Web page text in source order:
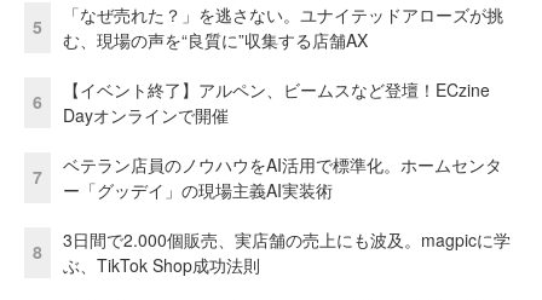
5
「なぜ売れた？」を逃さない。ユナイテッドアローズが挑
む、現場の声を“良質に”収集する店舗AX
6
【イベント終了】アルペン、ビームスなど登壇！ECzine
Dayオンラインで開催
7
ベテラン店員のノウハウをAI活用で標準化。ホームセンタ
ー「グッデイ」の現場主義AI実装術
8
3日間で2.000個販売、実店舗の売上にも波及。magpicに学
ぶ、TikTok Shop成功法則